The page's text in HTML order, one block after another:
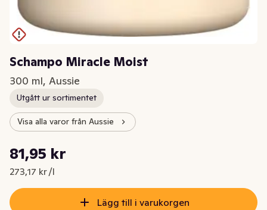
Schampo Miracle Moist
300 ml, Aussie
Utgått ur sortimentet
Visa alla varor från Aussie
Nuvarande pris är: 81,95 kr
81,95 kr
273,17 kr /l
Styckpris: 273,17 kr /l
Lägg till i varukorgen